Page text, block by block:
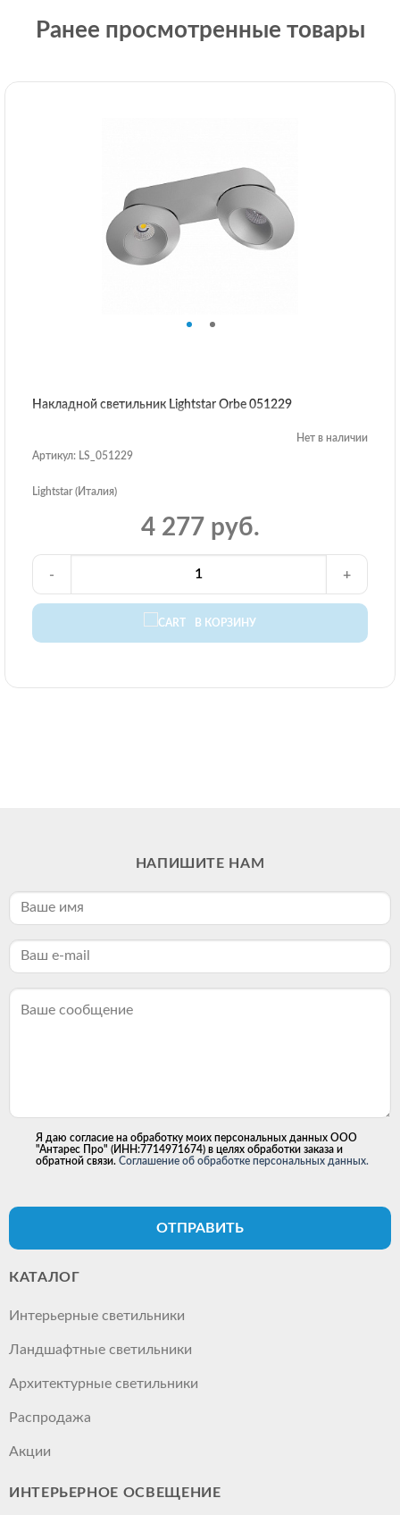
Ранее просмотренные товары
Накладной светильник Lightstar Orbe 051229
Нет в наличии
Артикул: LS_051229
Lightstar (Италия)
4 277 руб.
В КОРЗИНУ
- +
НАПИШИТЕ НАМ
Я даю согласие на обработку моих персональных данных ООО
"Антарес Про" (ИНН:7714971674) в целях обработки заказа и
обратной связи. Соглашение об обработке персональных данных.
ОТПРАВИТЬ
КАТАЛОГ
Интерьерные светильники
Ландшафтные светильники
Архитектурные светильники
Распродажа
Акции
ИНТЕРЬЕРНОЕ ОСВЕЩЕНИЕ